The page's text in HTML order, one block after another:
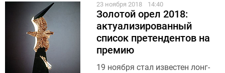
23 ноября 2018 14:40
Золотой орел 2018:
актуализированный
список претендентов на
премию
19 ноября стал известен лонг-